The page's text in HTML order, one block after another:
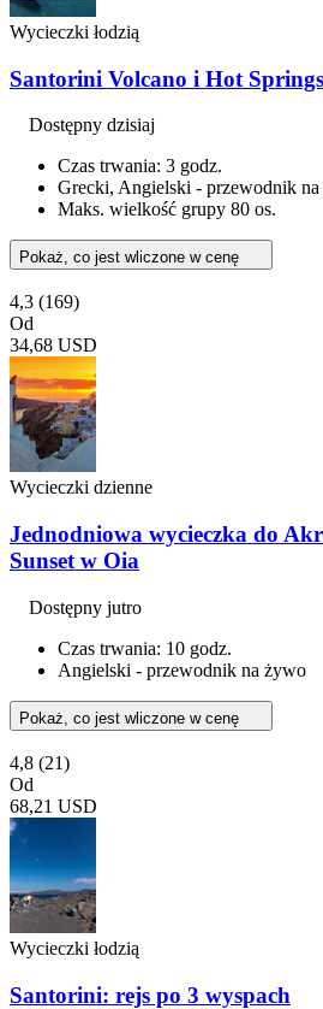
Wycieczki łodzią
Santorini Volcano i Hot
Dostępny dzisiaj
Czas trwania: 3 godz.
Grecki, Angielski - przewodnik
Maks. wielkość grupy 80 os.
Pokaż, co jest wliczone w cenę
4,3 (169)
Od
34,68 USD
Wycieczki dzienne
Jednodniowa wycieczka do
Sunset w Oia
Dostępny jutro
Czas trwania: 10 godz.
Angielski - przewodnik na żywo
Pokaż, co jest wliczone w cenę
4,8 (21)
Od
68,21 USD
Wycieczki łodzią
Santorini: rejs po 3 wyspach